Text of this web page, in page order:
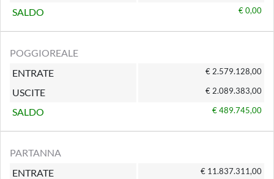
SALDO € 0,00
POGGIOREALE
ENTRATE
€ 2.579.128,00
USCITE € 2.089.383,00
SALDO € 489.745,00
PARTANNA
ENTRATE
€ 11.837.311,00